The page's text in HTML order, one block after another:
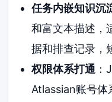
任务内嵌知识沉
和富文本描述，
据和排查记录，
权限体系打通
Atlassian账号体